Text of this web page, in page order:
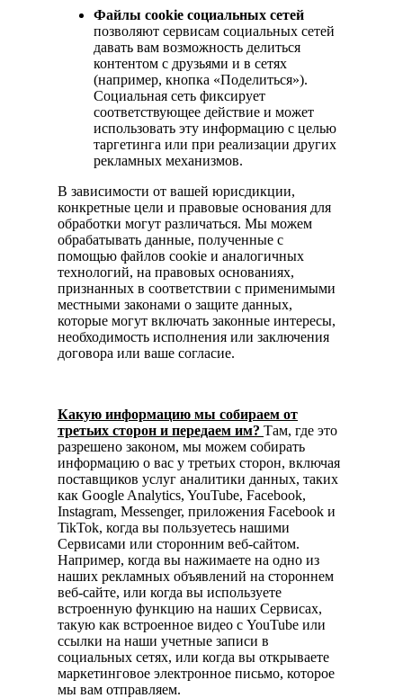
Файлы cookie социальных сетей
позволяют сервисам социальных сетей
давать вам возможность делиться
контентом с друзьями и в сетях
(например, кнопка «Поделиться»).
Социальная сеть фиксирует
соответствующее действие и может
использовать эту информацию с целью
таргетинга или при реализации других
рекламных механизмов.
В зависимости от вашей юрисдикции,
конкретные цели и правовые основания для
обработки могут различаться. Мы можем
обрабатывать данные, полученные с
помощью файлов cookie и аналогичных
технологий, на правовых основаниях,
признанных в соответствии с применимыми
местными законами о защите данных,
которые могут включать законные интересы,
необходимость исполнения или заключения
договора или ваше согласие.
Какую информацию мы собираем от
третьих сторон и передаем им? Там, где это
разрешено законом, мы можем собирать
информацию о вас у третьих сторон, включая
поставщиков услуг аналитики данных, таких
как Google Analytics, YouTube, Facebook,
Instagram, Messenger, приложения Facebook и
TikTok, когда вы пользуетесь нашими
Сервисами или сторонним веб-сайтом.
Например, когда вы нажимаете на одно из
наших рекламных объявлений на стороннем
веб-сайте, или когда вы используете
встроенную функцию на наших Сервисах,
такую как встроенное видео с YouTube или
ссылки на наши учетные записи в
социальных сетях, или когда вы открываете
маркетинговое электронное письмо, которое
мы вам отправляем.